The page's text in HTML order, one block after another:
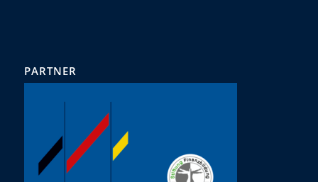
PARTNER